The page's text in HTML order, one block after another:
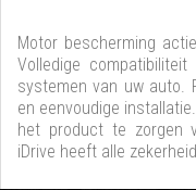
Motor bescherming
Volledige
systemen van uw auto.
en eenvoudige
het product te zorgen
iDrive heeft alle